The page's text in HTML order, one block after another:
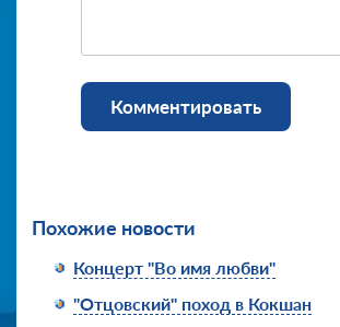
Комментировать
Похожие новости
Концерт "Во имя любви"
"Отцовский" поход в Кокшан